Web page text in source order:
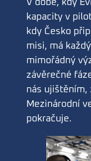
V době, kdy
kapacity v
kdy Česko
misi, má
mimořádný
závěrečné
nás ujištěním,
Mezinárodní
pokračuje.